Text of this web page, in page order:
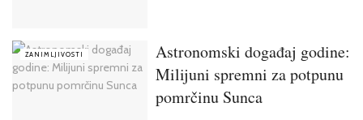
ZANIMLJIVOSTI
Astronomski događaj godine:
Milijuni spremni za potpunu
pomrčinu Sunca